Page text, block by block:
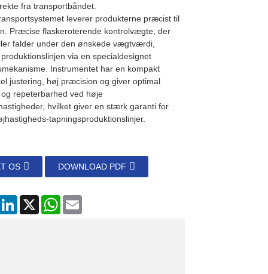
fra transportbåndet.
leverer produkterne præcist til
Præcise flaskeroterende kontrolvægte, der
falder under den ønskede vægtværdi,
via en specialdesignet
Instrumentet har en kompakt
justering, høj præcision og giver optimal
repeterbarhed ved høje
hvilket giver en stærk garanti for
tapningsproduktionslinjer.
OS DOWNLOAD PDF
LinkedIn
X WhatsApp